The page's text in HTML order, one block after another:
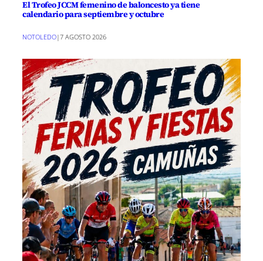
El Trofeo JCCM femenino de baloncesto ya tiene
calendario para septiembre y octubre
NOTOLEDO|7 AGOSTO 2026